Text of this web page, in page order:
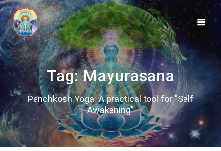
Skip
to
content
Tag:Mayurasana
Panchkosh Yoga: A practical tool for "Self
Awakening"